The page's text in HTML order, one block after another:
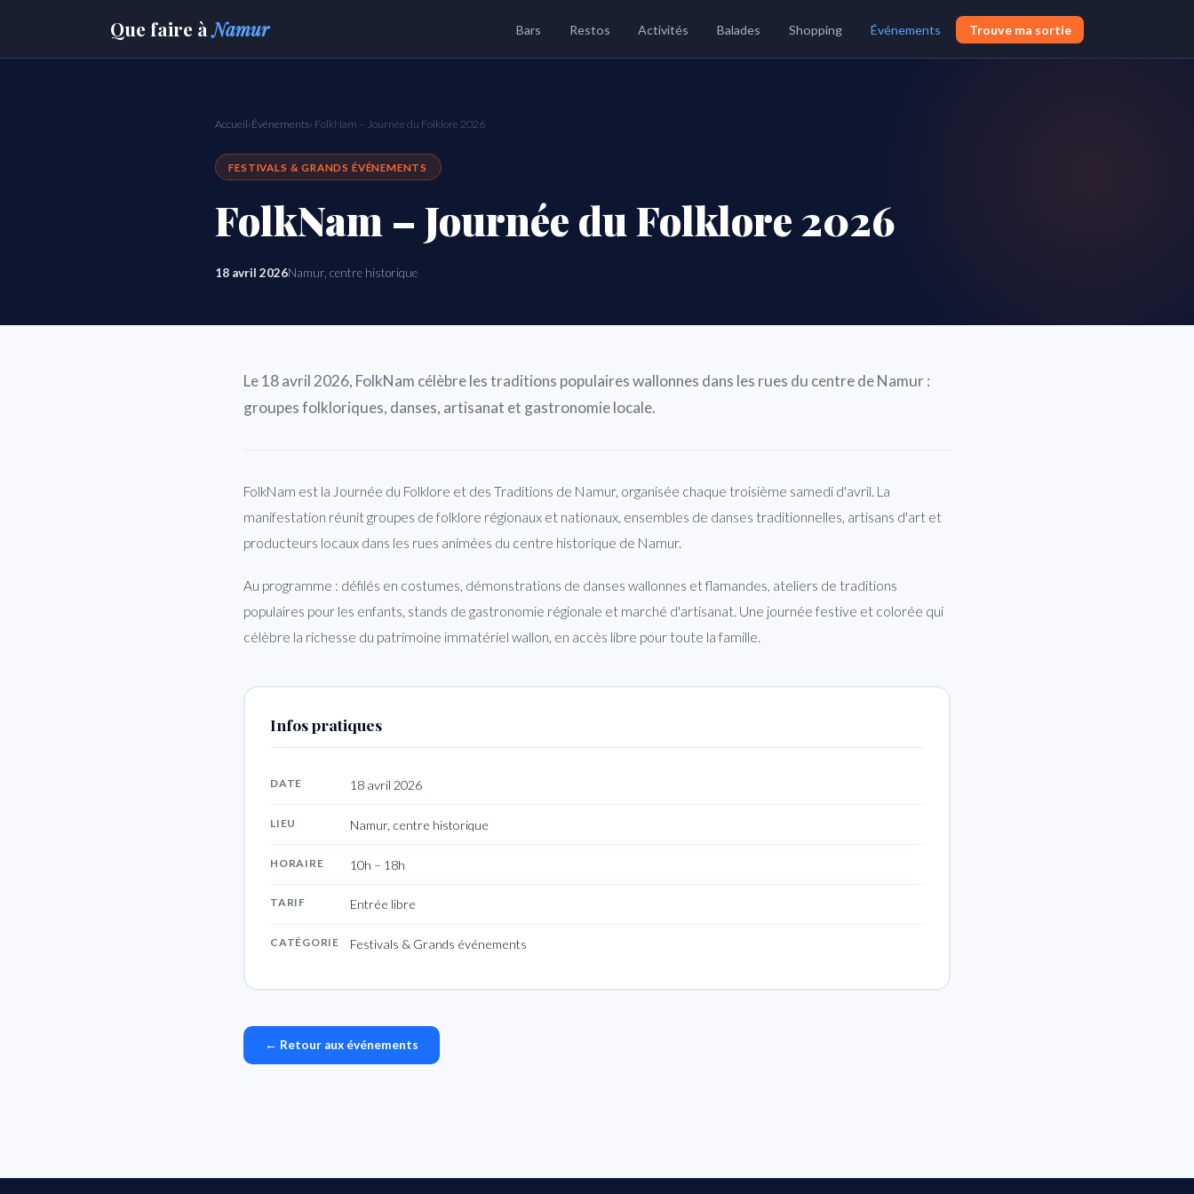
Que faire àNamur Bars Restos Activités Balades Shopping Événements Trouve ma sortie
Accueil›Événements› FolkNam – Journée du Folklore 2026
FESTIVALS & GRANDS ÉVÉNEMENTS
FolkNam – Journée du Folklore 2026
18 avril 2026Namur, centre historique
Le 18 avril 2026, FolkNam célèbre les traditions populaires wallonnes dans les rues du centre de Namur :
groupes folkloriques, danses, artisanat et gastronomie locale.
FolkNam est la Journée du Folklore et des Traditions de Namur, organisée chaque troisième samedi d'avril. La
manifestation réunit groupes de folklore régionaux et nationaux, ensembles de danses traditionnelles, artisans d'art et
producteurs locaux dans les rues animées du centre historique de Namur.
Au programme : défilés en costumes, démonstrations de danses wallonnes et flamandes, ateliers de traditions
populaires pour les enfants, stands de gastronomie régionale et marché d'artisanat. Une journée festive et colorée qui
célèbre la richesse du patrimoine immatériel wallon, en accès libre pour toute la famille.
Infos pratiques
DATE 18 avril 2026
LIEU Namur, centre historique
HORAIRE 10h – 18h
TARIF Entrée libre
CATÉGORIE Festivals & Grands événements
← Retour aux événements